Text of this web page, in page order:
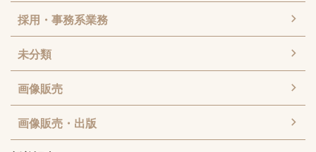
採用・事務系業務
未分類
画像販売
画像販売・出版